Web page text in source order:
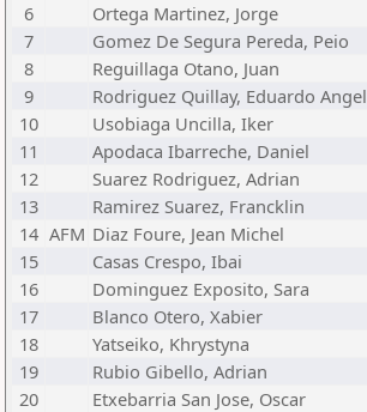
6
Ortega Martinez, Jorge
7
Gomez De Segura Pereda, Peio
8
Reguillaga Otano, Juan
9
Rodriguez Quillay, Eduardo Angel
10
Usobiaga Uncilla, Iker
11
Apodaca Ibarreche, Daniel
12
Suarez Rodriguez, Adrian
13
Ramirez Suarez, Francklin
14 AFM Diaz Foure, Jean Michel
15
Casas Crespo, Ibai
16
Dominguez Exposito, Sara
17
Blanco Otero, Xabier
18
Yatseiko, Khrystyna
19
Rubio Gibello, Adrian
20
Etxebarria San Jose, Oscar